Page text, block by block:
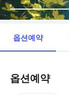
옵션예약
옵션예약